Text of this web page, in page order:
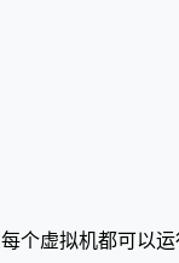
个虚拟机都可以运